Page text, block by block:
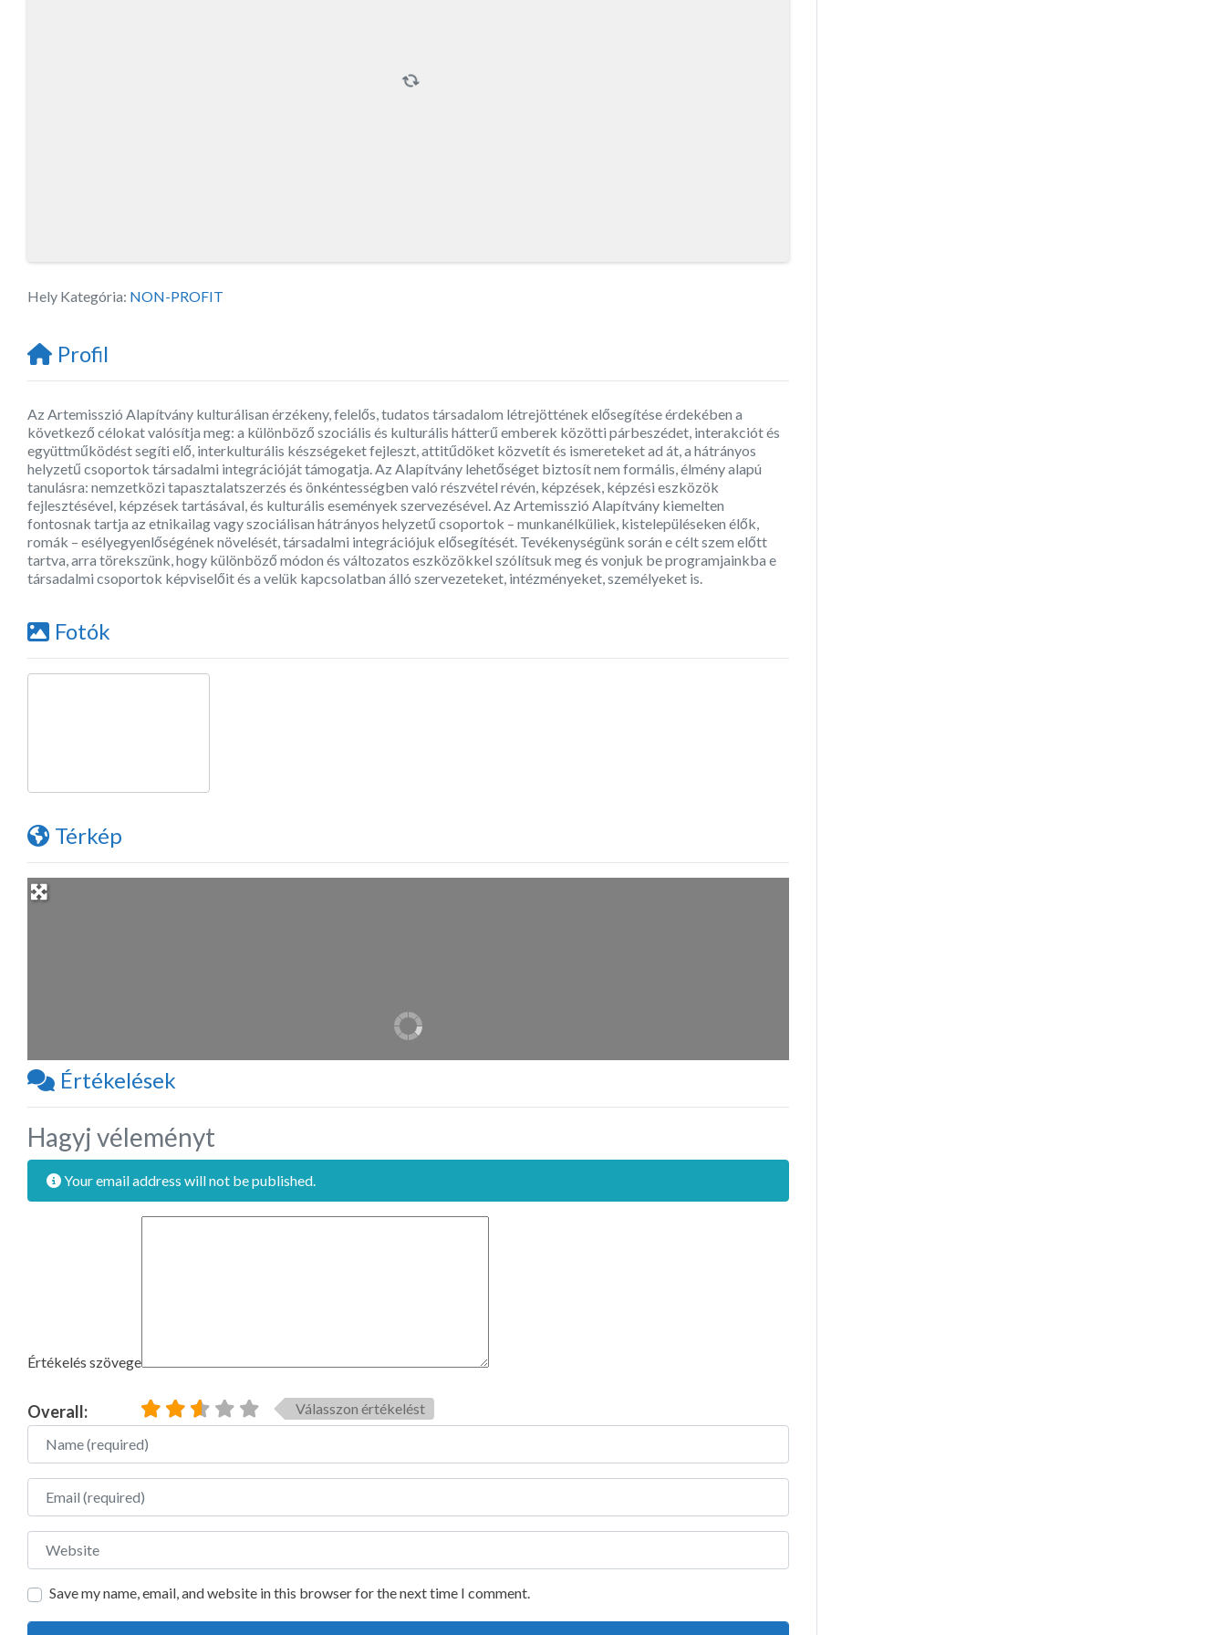
Hely Kategória: NON-PROFIT
Profil
Az Artemisszió Alapítvány kulturálisan érzékeny, felelős, tudatos társadalom létrejöttének elősegítése érdekében a
következő célokat valósítja meg: a különböző szociális és kulturális hátterű emberek közötti párbeszédet, interakciót és
együttműködést segíti elő, interkulturális készségeket fejleszt, attitűdöket közvetít és ismereteket ad át, a hátrányos
helyzetű csoportok társadalmi integrációját támogatja. Az Alapítvány lehetőséget biztosít nem formális, élmény alapú
tanulásra: nemzetközi tapasztalatszerzés és önkéntességben való részvétel révén, képzések, képzési eszközök
fejlesztésével, képzések tartásával, és kulturális események szervezésével. Az Artemisszió Alapítvány kiemelten
fontosnak tartja az etnikailag vagy szociálisan hátrányos helyzetű csoportok – munkanélküliek, kistelepüléseken élők,
romák – esélyegyenlőségének növelését, társadalmi integrációjuk elősegítését. Tevékenységünk során e célt szem előtt
tartva, arra törekszünk, hogy különböző módon és változatos eszközökkel szólítsuk meg és vonjuk be programjainkba e
társadalmi csoportok képviselőit és a velük kapcsolatban álló szervezeteket, intézményeket, személyeket is.
Fotók
Térkép
Értékelések
Hagyj véleményt
Your email address will not be published.
Értékelés szövege
Overall:
Válasszon értékelést
Name
Email
Website
Save my name, email, and website in this browser for the next time I comment.